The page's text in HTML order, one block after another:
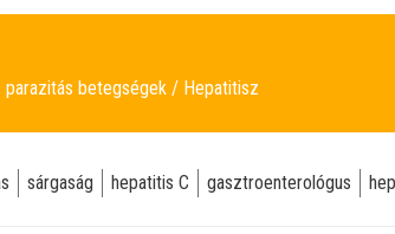
parazitás betegségek Hepatitisz
sárgaság hepatitis C gasztroenterológus